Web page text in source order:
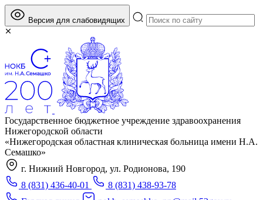
Версия для слабовидящих
Государственное бюджетное учреждение здравоохранения
Нижегородской области
«Нижегородская областная клиническая больница имени Н.А.
Семашко»
г. Нижний Новгород, ул. Родионова, 190
8 (831) 436-40-01
8 (831) 438-93-78